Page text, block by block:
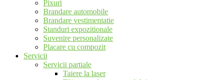
Pixuri
Brandare automobile
Brandare vestimentatie
Standuri expozitionale
Suvenire personalizate
Placare cu compozit
Servicii
Servicii partiale
Taiere la laser